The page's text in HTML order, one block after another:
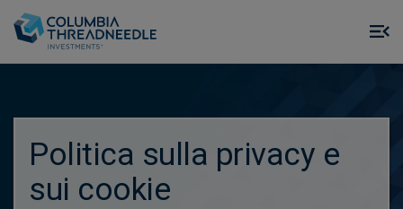
Politica sulla privacy e
sui cookie